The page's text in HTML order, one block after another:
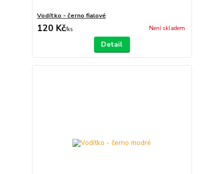
Vodítko - černo fialové
120 Kč/ks Není skladem
Detail